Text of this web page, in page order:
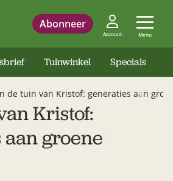
Abonneer
Account Menu
Tuinwinkel Specials
de tuin van Kristof: generaties aan
Kristof:
groene